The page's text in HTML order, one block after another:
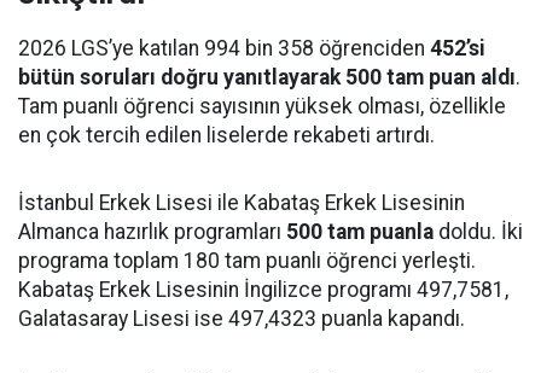
2026 LGS’ye katılan 994 bin 358 öğrenciden 452’si
bütün soruları doğru yanıtlayarak 500 tam puan aldı.
Tam puanlı öğrenci sayısının yüksek olması, özellikle
en çok tercih edilen liselerde rekabeti artırdı.
İstanbul Erkek Lisesi ile Kabataş Erkek Lisesinin
Almanca hazırlık programları 500 tam puanla doldu. İki
programa toplam 180 tam puanlı öğrenci yerleşti.
Kabataş Erkek Lisesinin İngilizce programı 497,7581,
Galatasaray Lisesi ise 497,4323 puanla kapandı.